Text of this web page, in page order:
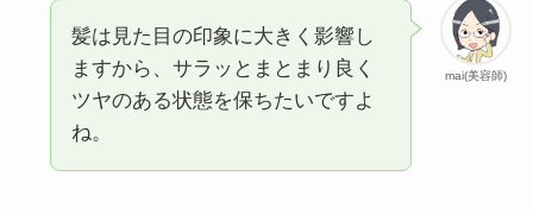
mai(美容師)
髪は見た目の印象に大きく影響し
ますから、サラッとまとまり良く
ツヤのある状態を保ちたいですよ
ね。